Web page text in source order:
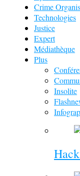
Crime
Technologies
Justice
Expert
Médiathèque
Plus
Insolite